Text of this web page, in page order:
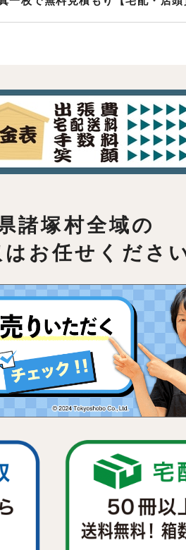
諸塚村全域の
お任せください